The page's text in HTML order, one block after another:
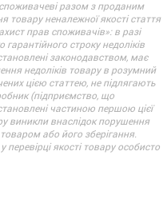
разом з проданим
неналежної якості стаття
прав споживачів»: в разі
строку недоліків
законодавством, має
недоліків товару в розумний
цією статтею, не підлягають
(підприємство, що
частиною першою цієї
виникли внаслідок порушення
або його зберігання.
якості товару особисто